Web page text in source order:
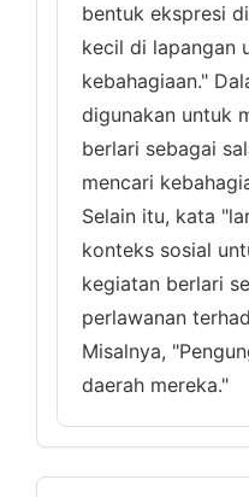
bentuk ekspresi
kecil di lapangan
kebahagiaan."
digunakan untuk
berlari sebagai
mencari
Selain itu, kata
konteks sosial
kegiatan berlari
perlawanan
Misalnya,
daerah mereka."